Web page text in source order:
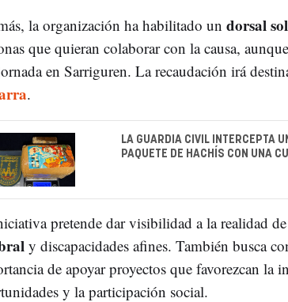
la organización ha habilitado un dorsal
que quieran colaborar con la causa,
en Sarriguren. La recaudación irá
.
LA GUARDIA CIVIL INTERCEPTA
PAQUETE DE HACHÍS CON UNA
pretende dar visibilidad a la realidad de
y discapacidades afines. También busca
de apoyar proyectos que favorezcan la
y la participación social.